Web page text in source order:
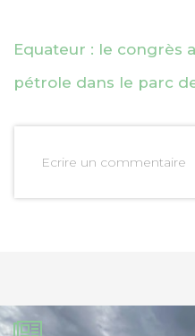
Equateur : le congrès
pétrole dans le parc
Ecrire un commentaire